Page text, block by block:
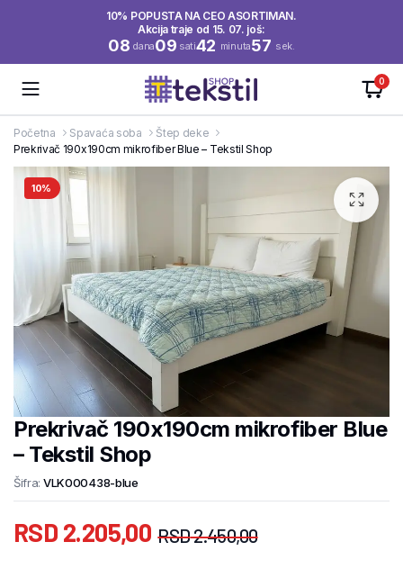
10% POPUSTA NA CEO ASORTIMAN.
Akcija traje od 15. 07. još:
08 dana09 sati42 minuta57 sek.
0
Početna Spavaća soba
Štep deke
Prekrivač 190x190cm mikrofiber Blue – Tekstil Shop
10%
Prekrivač 190x190cm mikrofiber Blue
– Tekstil Shop
Šifra: VLK000438-blue
RSD2.450,00
RSD 2.205,00